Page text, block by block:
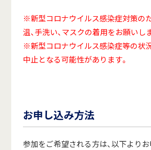
※新型コロナウイルス感染症対策の
温、手洗い、マスクの着用をお願いし
※新型コロナウイルス感染症等の状
中止となる可能性があります。
お申し込み方法
参加をご希望される方は、以下より